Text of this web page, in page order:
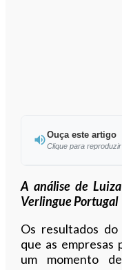
Ouça este artigo
Clique para reproduzir
A análise de
Verlingue Portugal
Os resultados
que as empresas
um momento